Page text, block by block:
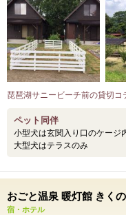
琵琶湖サニービーチ前の貸切コ
ペット同伴
小型犬は玄関入り口のケージ
大型犬はテラスのみ
おごと温泉 暖灯館 きく
宿・ホテル